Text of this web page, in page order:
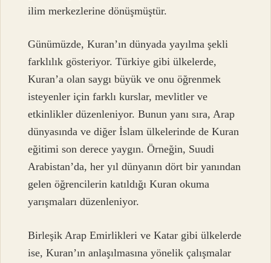
ilim merkezlerine dönüşmüştür.
Günümüzde, Kuran’ın dünyada yayılma şekli
farklılık gösteriyor. Türkiye gibi ülkelerde,
Kuran’a olan saygı büyük ve onu öğrenmek
isteyenler için farklı kurslar, mevlitler ve
etkinlikler düzenleniyor. Bunun yanı sıra, Arap
dünyasında ve diğer İslam ülkelerinde de Kuran
eğitimi son derece yaygın. Örneğin, Suudi
Arabistan’da, her yıl dünyanın dört bir yanından
gelen öğrencilerin katıldığı Kuran okuma
yarışmaları düzenleniyor.
Birleşik Arap Emirlikleri ve Katar gibi ülkelerde
ise, Kuran’ın anlaşılmasına yönelik çalışmalar